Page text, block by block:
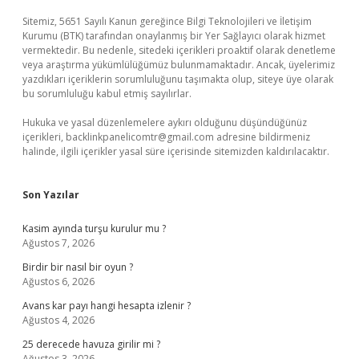
Sitemiz, 5651 Sayılı Kanun gereğince Bilgi Teknolojileri ve İletişim
Kurumu (BTK) tarafından onaylanmış bir Yer Sağlayıcı olarak hizmet
vermektedir. Bu nedenle, sitedeki içerikleri proaktif olarak denetleme
veya araştırma yükümlülüğümüz bulunmamaktadır. Ancak, üyelerimiz
yazdıkları içeriklerin sorumluluğunu taşımakta olup, siteye üye olarak
bu sorumluluğu kabul etmiş sayılırlar.
Hukuka ve yasal düzenlemelere aykırı olduğunu düşündüğünüz
içerikleri, backlinkpanelicomtr@gmail.com adresine bildirmeniz
halinde, ilgili içerikler yasal süre içerisinde sitemizden kaldırılacaktır.
Son Yazılar
Kasim ayında turşu kurulur mu ?
Ağustos 7, 2026
Birdir bir nasıl bir oyun ?
Ağustos 6, 2026
Avans kar payı hangi hesapta izlenir ?
Ağustos 4, 2026
25 derecede havuza girilir mi ?